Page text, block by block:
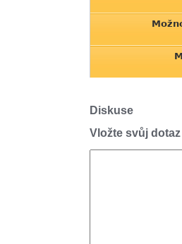
Diskuse
Vložte svůj dotaz